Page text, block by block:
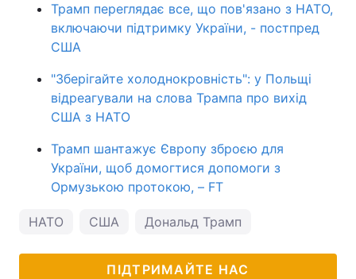
Трамп переглядає все, що пов'язано з НАТО,
включаючи підтримку України, - постпред
США
"Зберігайте холоднокровність": у Польщі
відреагували на слова Трампа про вихід
США з НАТО
Трамп шантажує Європу зброєю для
України, щоб домогтися допомоги з
Ормузькою протокою, – FT
НАТО США Дональд Трамп
ПІДТРИМАЙТЕ НАС